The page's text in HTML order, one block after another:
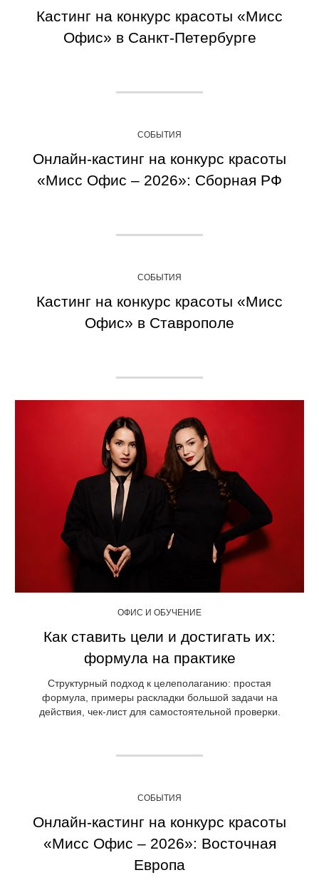
Кастинг на конкурс красоты «Мисс
Офис» в Санкт-Петербурге
СОБЫТИЯ
Онлайн-кастинг на конкурс красоты
«Мисс Офис – 2026»: Сборная РФ
СОБЫТИЯ
Кастинг на конкурс красоты «Мисс
Офис» в Ставрополе
ОФИС И ОБУЧЕНИЕ
Как ставить цели и достигать их:
формула на практике
Структурный подход к целеполаганию: простая
формула, примеры раскладки большой задачи на
действия, чек-лист для самостоятельной проверки.
СОБЫТИЯ
Онлайн-кастинг на конкурс красоты
«Мисс Офис – 2026»: Восточная
Европа